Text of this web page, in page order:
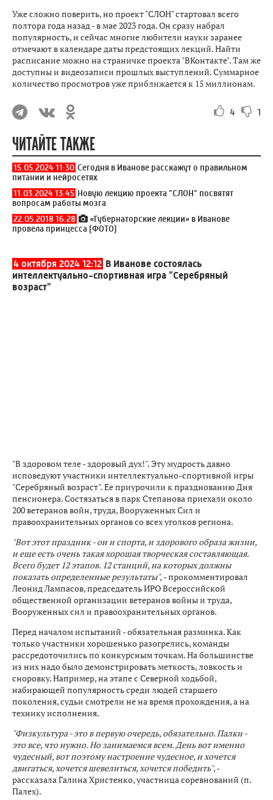
Уже сложно поверить, но проект "СЛОН" стартовал всего
полтора года назад - в мае 2023 года. Он сразу набрал
популярность, и сейчас многие любители науки заранее
отмечают в календаре даты предстоящих лекций. Найти
расписание можно на страничке проекта "ВКонтакте". Там же
доступны и видеозаписи прошлых выступлений. Суммарное
количество просмотров уже приближается к 15 миллионам.
4 1
ЧИТАЙТЕ ТАКЖЕ
15.05.2024 11:30 Сегодня в Иванове расскажут о правильном
питании и нейросетях
11.03.2024 13:45 Новую лекцию проекта "СЛОН" посвятят
вопросам работы мозга
22.05.2018 16:28
«Губернаторские лекции» в Иванове
провела принцесса (ФОТО)
4 октября 2024 12:12 В Иванове состоялась
интеллектуально-спортивная игра "Серебряный
возраст"
"В здоровом теле - здоровый дух!". Эту мудрость давно
исповедуют участники интеллектуально-спортивной игры
"Серебряный возраст". Ее приурочили к празднованию Дня
пенсионера. Состязаться в парк Степанова приехали около
200 ветеранов войн, труда, Вооруженных Сил и
правоохранительных органов со всех уголков региона.
"Вот этот праздник - он и спорта, и здорового образа жизни,
и еще есть очень такая хорошая творческая составляющая.
Всего будет 12 этапов. 12 станций, на которых должны
показать определенные результаты", - прокомментировал
Леонид Лампасов, председатель ИРО Всероссийской
общественной организации ветеранов войны и труда,
Вооруженных сил и правоохранительных органов.
Перед началом испытаний - обязательная разминка. Как
только участники хорошенько разогрелись, команды
рассредоточились по конкурсным точкам. На большинстве
из них надо было демонстрировать меткость, ловкость и
сноровку. Например, на этапе с Северной ходьбой,
набирающей популярность среди людей старшего
поколения, судьи смотрели не на время прохождения, а на
технику исполнения.
"Физкультура - это в первую очередь, обязательно. Палки -
это все, что нужно. Но занимаемся всем. День вот именно
чудесный, вот поэтому настроение чудесное, и хочется
двигаться, хочется шевелиться, хочется победить", -
рассказала Галина Христенко, участница соревнований (п.
Палех).